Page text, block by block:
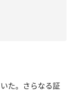
た。さらなる証